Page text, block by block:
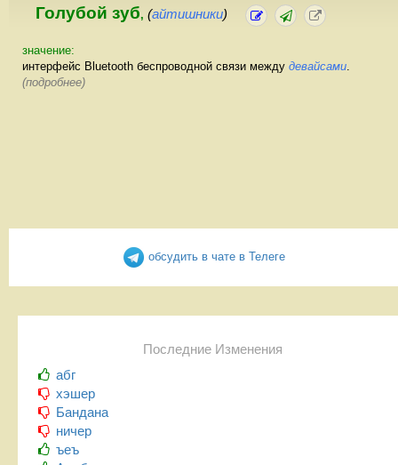
Голубой зуб, (айтишники)
значение:
интерфейс Bluetooth беспроводной связи между девайсами.
(подробнее)
обсудить в чате в Телеге
Последние Изменения
абг
хэшер
Бандана
ничер
ъеъ